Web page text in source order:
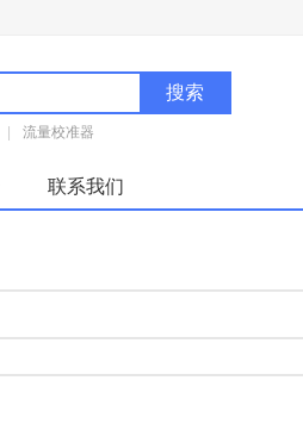
流量校准器
联系我们